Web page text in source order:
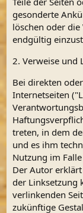
gesonderte
löschen oder
endgültig
2. Verweise und
Bei direkten
Internetseiten
treten, in dem
und es ihm
Nutzung im
Der Autor
der Linksetzung
verlinkenden
zukünftige